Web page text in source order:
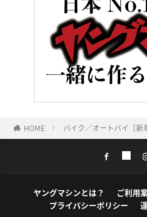
HOME バイク／オートバイ［新
ヤングマシンとは？ ご利用
プライバシーポリシー